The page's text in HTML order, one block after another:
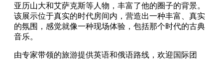
亚历山大和艾萨克斯等人物，丰富了他的圈子的背景。
该展示位于真实的时代房间内，营造出一种丰富、真实
的氛围，感觉就像一种现场体验，包括那个时代的古典
音乐。
由专家带领的旅游提供英语和俄语路线，欢迎国际团